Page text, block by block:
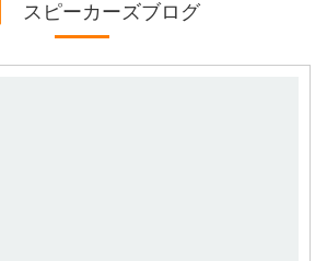
スピーカーズブログ